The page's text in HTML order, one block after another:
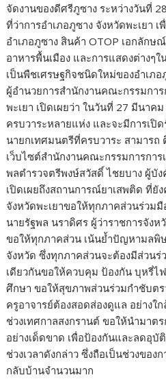
จัดงานของดีศรีภูซาง ระหว่างวันที่
ที่ว่าการอำเภอภูซาง จังหวัดพะเยา
อำเภอภูซาง สินค้า OTOP เอกลัก
อาหารพื้นเมือง และการแสดงต่างๆ
เป็นพืชเศรษฐกิจชนิดใหม่ของอำเภอ
ผู้อำนวยการสำนักงานคณะกรรมการ
พะเยา เปิดเผยว่า ในวันที่ 27 มีนาค
ครบวาระหลายแห่ง และจะมีการเปิ
นายกเทศมนตรีที่ครบวาระ สามารถ
เว็บไซต์สำนักงานคณะกรรมการการ
พลตำรวจตรีพงษ์สวัสดิ์ ไชยบาง ผู้บั
เปิดเผยถึงสถานการณ์ยาเสพติด ที่ยั
จังหวัดพะเยาขอให้ทุกภาคส่วนร่วมมื
นายรัฐพล นราดิศร ผู้ว่าราชการจังห
ขอให้ทุกภาคส่วน เน้นย้ำปัญหามลพิ
จังหวัด ซึ่งทุกภาคส่วนจะต้องมีส่วน
เดียวกันขอให้ควบคุม ป้องกัน บุหรี่ไ
ศึกษา ขอให้สุขภาพส่วนร่วมกำชับตร
ครูอาจารย์ต้องสอดส่องดูแล อย่างใ
ช่วงเทศกาลสงกรานต์ ขอให้นำมาต
อย่างเด็ดขาด เพื่อป้องกันและลดอุบั
ช่วงเวลาดังกล่าว ซึ่งถือเป็นช่วงของ
กลับบ้านจำนวนมาก